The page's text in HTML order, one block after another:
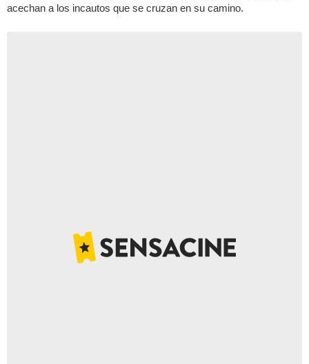
acechan a los incautos que se cruzan en su camino.